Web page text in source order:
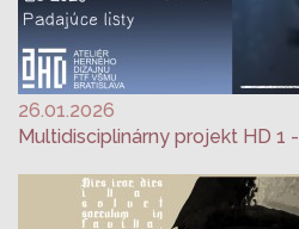
26.01.2026
Multidisciplinárny projekt HD 1